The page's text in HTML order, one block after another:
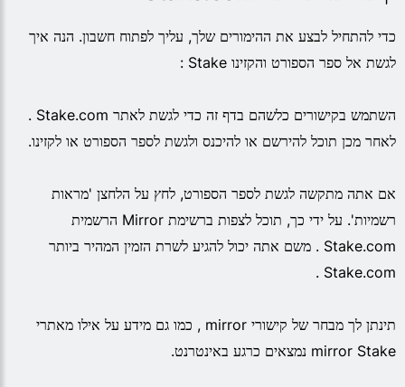
כדי להתחיל לבצע את ההימורים שלך, עליך לפתוח חשבון. הנה איך
לגשת אל ספר הספורט והקזינו Stake :
השתמש בקישורים כלשהם בדף זה כדי לגשת לאתר Stake.com .
לאחר מכן תוכל להירשם או להיכנס ולגשת לספר הספורט או לקזינו.
אם אתה מתקשה לגשת לספר הספורט, לחץ על הלחצן 'מראות
רשמיות'. על ידי כך, תוכל לצפות ברשימת Mirror הרשמית
Stake.com . משם אתה יכול להגיע לשרת הזמין המהיר ביותר
Stake.com .
תינתן לך מבחר של קישורי mirror , כמו גם מידע על אילו מאתרי
mirror Stake נמצאים כרגע באינטרנט.